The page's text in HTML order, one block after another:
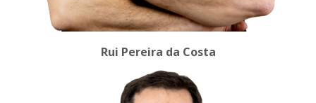
Rui Pereira da Costa